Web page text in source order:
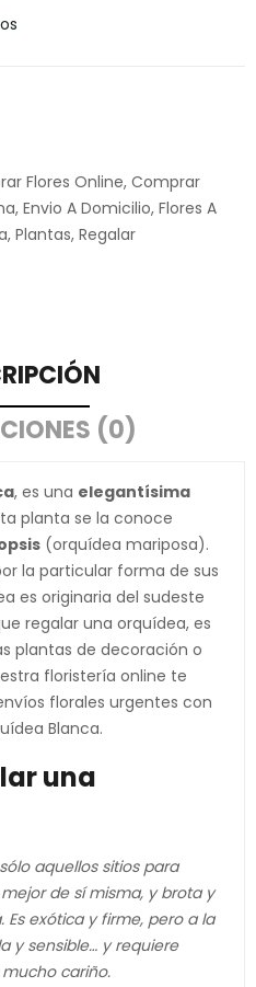
Flores Online, Comprar
, Envio A Domicilio, Flores A
, Plantas, Regalar
(0)
, es una elegantísima
planta se la conoce
(orquídea mariposa).
la particular forma de sus
es originaria del sudeste
regalar una orquídea, es
plantas de decoración o
floristería online te
florales urgentes con
Blanca.
una
aquellos sitios para
de sí misma, y brota y
exótica y firme, pero a la
y sensible… y requiere
cariño.